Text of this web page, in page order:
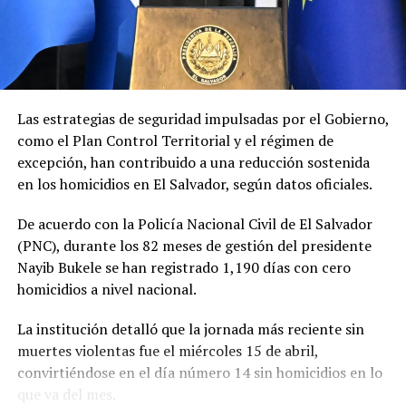
Asimismo, defendió el indulto frente a las críticas que
consideran que la decisión contradice la narrativa de la
lucha contra el narcotráfico impulsada por Washington,
que derivó en su captura y posterior extradición.
Las estrategias de seguridad impulsadas por el Gobierno,
como elPlan Control Territorialy el régimen de
excepción, han contribuido a una reducción sostenida
en los homicidios en El Salvador, según datos oficiales.
De acuerdo con laPolicía Nacional Civil de El Salvador
(PNC), durante los 82 meses de gestión del presidente
Nayib Bukelese han registrado 1,190 días con cero
homicidios a nivel nacional.
La institución detalló que la jornada más reciente sin
muertes violentas fue el miércoles 15 de abril,
convirtiéndose en el día número 14 sin homicidios en lo
que va del mes.